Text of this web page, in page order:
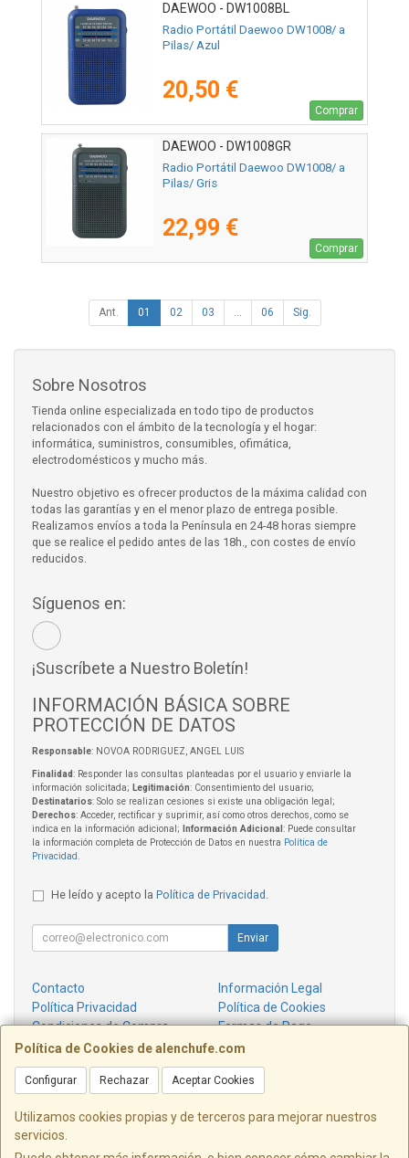
DAEWOO - DW1008BL
Radio Portátil Daewoo DW1008/ a
Pilas/ Azul
20,50 €
Comprar
DAEWOO - DW1008GR
Radio Portátil Daewoo DW1008/ a
Pilas/ Gris
22,99 €
Comprar
Ant. 01 02 03 ... 06 Sig.
Política de Cookies de alenchufe.com
Configurar Rechazar Aceptar Cookies
Utilizamos cookies propias y de terceros para mejorar nuestros
servicios.
Sobre Nosotros
Tienda online especializada en todo tipo de productos
relacionados con el ámbito de la tecnología y el hogar:
informática, suministros, consumibles, ofimática,
electrodomésticos y mucho más.
Nuestro objetivo es ofrecer productos de la máxima calidad con
todas las garantías y en el menor plazo de entrega posible.
Realizamos envíos a toda la Península en 24-48 horas siempre
que se realice el pedido antes de las 18h., con costes de envío
reducidos.
Síguenos en:
¡Suscríbete a Nuestro Boletín!
INFORMACIÓN BÁSICA SOBRE
PROTECCIÓN DE DATOS
Responsable: NOVOA RODRIGUEZ, ANGEL LUIS
Finalidad: Responder las consultas planteadas por el usuario y enviarle la
información solicitada; Legitimación: Consentimiento del usuario;
Destinatarios: Solo se realizan cesiones si existe una obligación legal;
Derechos: Acceder, rectificar y suprimir, así como otros derechos, como se
indica en la información adicional;
Información Adicional : Puede consultar
la información completa de Protección de Datos en nuestra Política de
Privacidad .
He leído y acepto la Política de Privacidad .
Enviar
Contacto
Información Legal
Política Privacidad
Política de Cookies
Condiciones de Compra
Formas de Pago
¿Quienes Somos?
Contacto
info@alenchufe.com